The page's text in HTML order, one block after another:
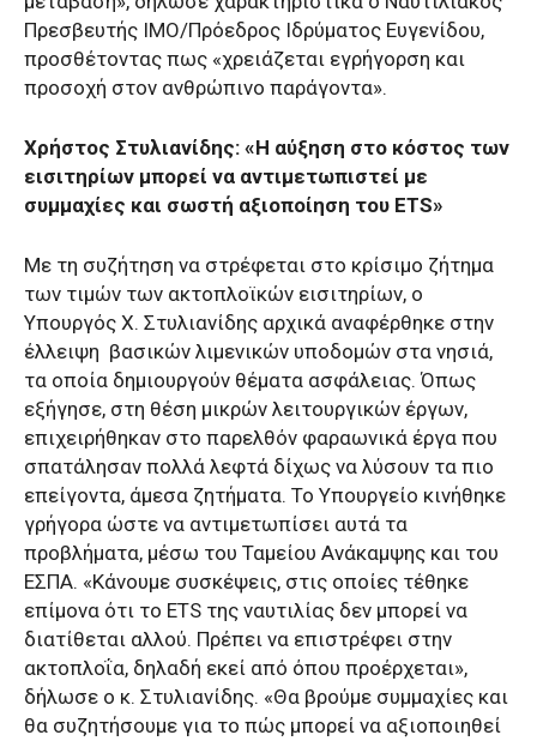
Πρεσβευτής ΙΜΟ/Πρόεδρος Ιδρύματος Ευγενίδου,
προσθέτοντας πως «χρειάζεται εγρήγορση και
προσοχή στον ανθρώπινο παράγοντα».
Χρήστος Στυλιανίδης: «Η αύξηση στο κόστος των
εισιτηρίων μπορεί να αντιμετωπιστεί με
συμμαχίες και σωστή αξιοποίηση του ETS»
Με τη συζήτηση να στρέφεται στο κρίσιμο ζήτημα
των τιμών των ακτοπλοϊκών εισιτηρίων, ο
Υπουργός Χ. Στυλιανίδης αρχικά αναφέρθηκε στην
έλλειψη βασικών λιμενικών υποδομών στα νησιά,
τα οποία δημιουργούν θέματα ασφάλειας. Όπως
εξήγησε, στη θέση μικρών λειτουργικών έργων,
επιχειρήθηκαν στο παρελθόν φαραωνικά έργα που
σπατάλησαν πολλά λεφτά δίχως να λύσουν τα πιο
επείγοντα, άμεσα ζητήματα. Το Υπουργείο κινήθηκε
γρήγορα ώστε να αντιμετωπίσει αυτά τα
προβλήματα, μέσω του Ταμείου Ανάκαμψης και του
ΕΣΠΑ. «Κάνουμε συσκέψεις, στις οποίες τέθηκε
επίμονα ότι το ETS της ναυτιλίας δεν μπορεί να
διατίθεται αλλού. Πρέπει να επιστρέφει στην
ακτοπλοΐα, δηλαδή εκεί από όπου προέρχεται»,
δήλωσε ο κ. Στυλιανίδης. «Θα βρούμε συμμαχίες και
θα συζητήσουμε για το πώς μπορεί να αξιοποιηθεί